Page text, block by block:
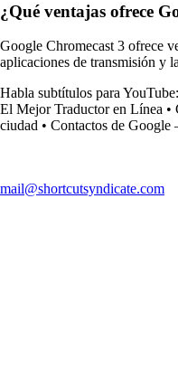
¿Qué ventajas ofrece
Google Chromecast 3 ofrece
aplicaciones de transmisión y
Habla subtítulos para
El Mejor Traductor en Línea •
ciudad • Contactos de Google
mail@shortcutsyndicate.com